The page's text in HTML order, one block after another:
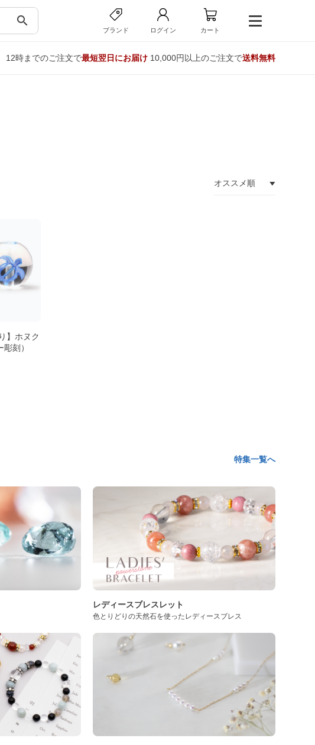
search
ブランド ログイン カート
12時までのご注文で最短翌日にお届け10,000円以上のご注文で送料無料
】ホヌク
刻）
特集一覧へ
レディースブレスレット
色とりどりの天然石を使ったレディースブレス